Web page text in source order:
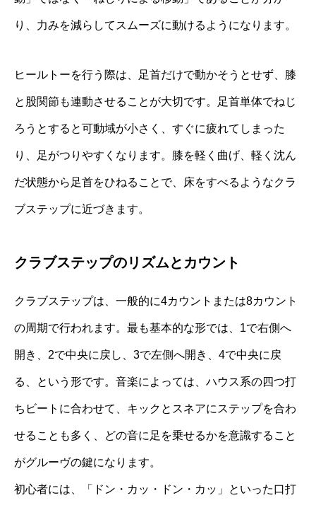
り、力みを減らしてスムーズに動けるようになります。
ヒールトーを行う際は、足首だけで動かそうとせず、膝
と股関節も連動させることが大切です。足首単体でねじ
ろうとすると可動域が小さく、すぐに疲れてしまった
り、足がつりやすくなります。膝を軽く曲げ、軽く沈ん
だ状態から足首をひねることで、床をすべるようなクラ
ブステップに近づきます。
クラブステップのリズムとカウント
クラブステップは、一般的に4カウントまたは8カウント
の周期で行われます。最も基本的な形では、1で右側へ
開き、2で中央に戻し、3で左側へ開き、4で中央に戻
る、という形です。音楽によっては、ハウス系の四つ打
ちビートに合わせて、キックとスネアにステップを合わ
せることも多く、どの音に足を乗せるかを意識すること
がグルーヴの鍵になります。
初心者には、「ドン・カッ・ドン・カッ」といった口打